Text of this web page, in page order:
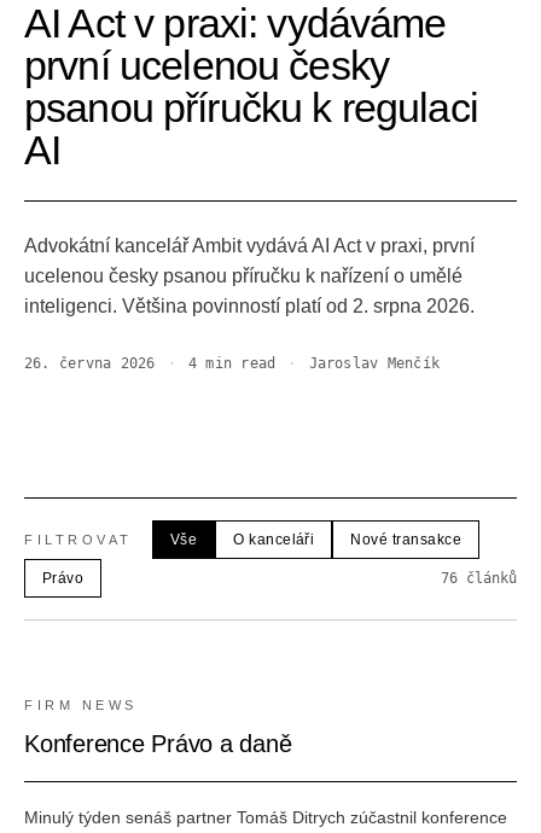
AI Act v praxi: vydáváme
první ucelenou česky
psanou příručku k regulaci
AI
Advokátní kancelář Ambit vydává AI Act v praxi, první
ucelenou česky psanou příručku k nařízení o umělé
inteligenci. Většina povinností platí od 2. srpna 2026.
26. června 2026 · 4 min read · Jaroslav Menčík
FILTROVAT Vše O kanceláři Nové transakce
Právo 76 článků
FIRM NEWS
Konference Právo a daně
Minulý týden senáš partner Tomáš Ditrych zúčastnil konference